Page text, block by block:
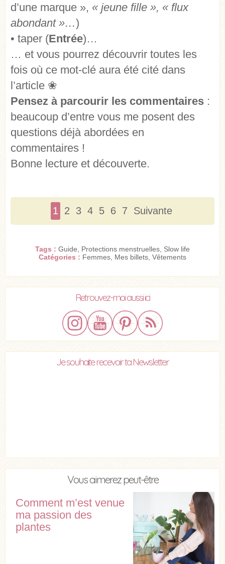
d’une marque », « jeune fille », « flux
abondant »…)
• taper (Entrée)…
… et vous pourrez découvrir toutes les
fois où ce mot-clé aura été cité dans
l’article ❀
Pensez à parcourir les commentaires :
beaucoup d’entre vous me posent des
questions déjà abordées en
commentaires !
Bonne lecture et découverte.
1 2 3 4 5 6 7 Suivante
Tags : Guide Protections menstruelles Slow life
Catégories : Femmes Mes billets Vêtements
Retrouvez-moi aussi ici
Je souhaite recevoir ta Newsletter
Vous aimerez peut-être
Comment m’est venue
ma passion des
plantes